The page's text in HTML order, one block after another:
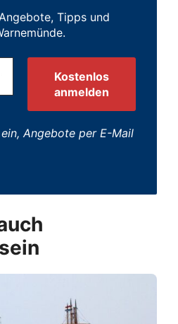
Tipps und
Angebote per E-Mail